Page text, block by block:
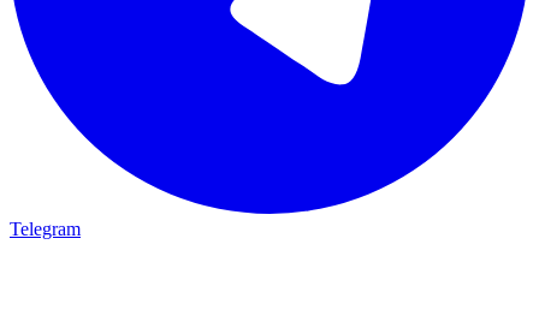
Telegram